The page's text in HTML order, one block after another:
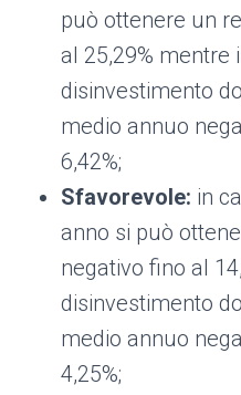
può ottenere un
al 25,29% mentre
disinvestimento
medio annuo
6,42%;
Sfavorevole: in
anno si può
negativo fino al
disinvestimento
medio annuo
4,25%;